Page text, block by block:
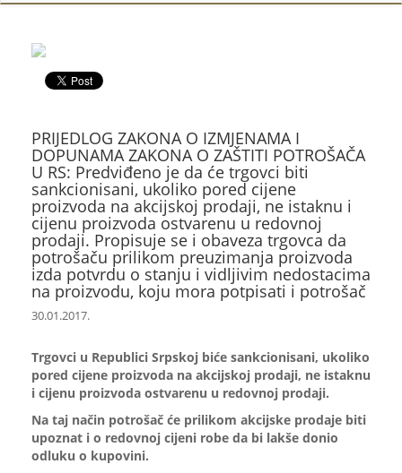
PRIJEDLOG ZAKONA O IZMJENAMA I
DOPUNAMA ZAKONA O ZAŠTITI POTROŠAČA
U RS: Predviđeno je da će trgovci biti
sankcionisani, ukoliko pored cijene
proizvoda na akcijskoj prodaji, ne istaknu i
cijenu proizvoda ostvarenu u redovnoj
prodaji. Propisuje se i obaveza trgovca da
potrošaču prilikom preuzimanja proizvoda
izda potvrdu o stanju i vidljivim nedostacima
na proizvodu, koju mora potpisati i potrošač
30.01.2017.
Trgovci u Republici Srpskoj biće sankcionisani, ukoliko
pored cijene proizvoda na akcijskoj prodaji, ne istaknu
i cijenu proizvoda ostvarenu u redovnoj prodaji.
Na taj način potrošač će prilikom akcijske prodaje biti
upoznat i o redovnoj cijeni robe da bi lakše donio
odluku o kupovini.